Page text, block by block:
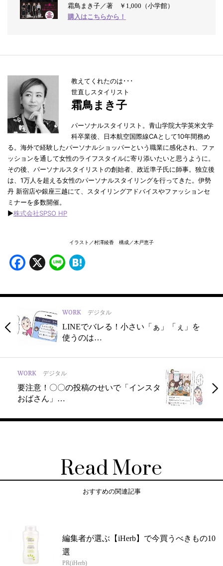
霜鳥まき子／著 ￥1,000（小学館）
購入はこちらから！
教えてくれたのは･･･
世直しスタイリスト
霜鳥まき子
パーソナルスタイリスト。青山学院大学英米文学
科卒業後、日本航空国際線CAとして10年間務め
る。海外で経験したパーソナルショッパーという職業に感化され、ファ
ッションを通して女性のライフスタイルに寄り添いたいと思うように。
その後、パーソナルスタイリストの創始者、政近準子氏に師事。独立後
は、1万人を超える女性のパーソナルスタイリングを行ってきた。伊勢
丹 新宿店や銀座三越にて、スタイリングアドバイスやファッションセ
ミナーを多数開催。
▶株式会社SPSO HP
イラスト／村澤綾香 構成／木戸恵子
Facebook
X Line
WORK デジタル
LINEでバレる！小さい「ぁ」「ぇ」を
使うのは…
WORK デジタル
要注意！〇〇の投稿のせいで「インスタ
おばさん」…
Read More
おすすめの関連記事
編集者が選ぶ【iHerb】で今買うべきもの10
選
PR(iHerb)